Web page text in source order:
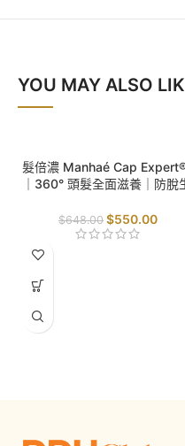
YOU MAY ALSO
髮倍濃 Manhaé Cap
｜360° 頭髮全面滋養｜防脫
$648.00 $550.00